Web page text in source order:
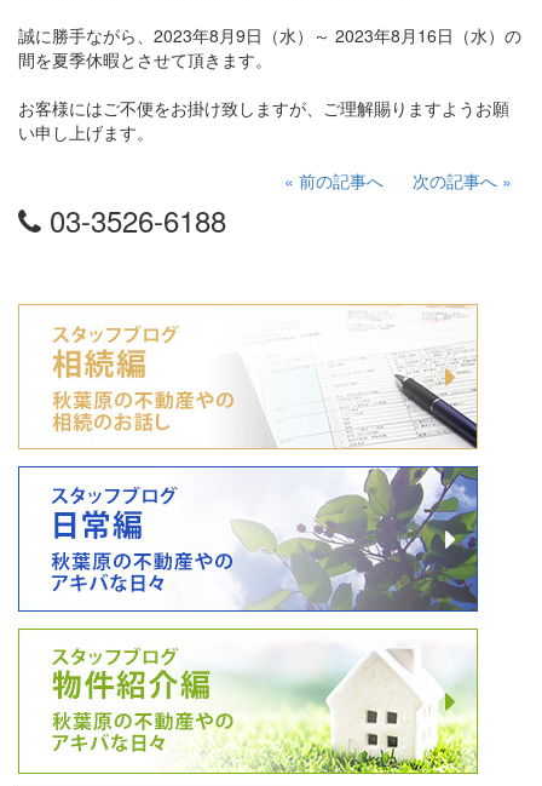
誠に勝手ながら、2023年8月9日（水）～ 2023年8月16日（水）の
間を夏季休暇とさせて頂きます。
お客様にはご不便をお掛け致しますが、ご理解賜りますようお願
い申し上げます。
« 前の記事へ 次の記事へ »
03-3526-6188